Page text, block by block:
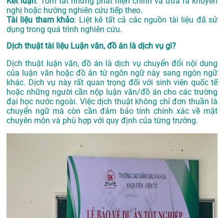
nghị hoặc hướng nghiên cứu tiếp theo.
Tài liệu tham khảo: Liệt kê tất cả các nguồn tài liệu đã sử
dụng trong quá trình nghiên cứu.
Dịch thuật tài liệu Luận văn, đồ án là dịch vụ gì?
Dịch thuật luận văn, đồ án là dịch vụ chuyển đổi nội dung
của luận văn hoặc đồ án từ ngôn ngữ này sang ngôn ngữ
khác. Dịch vụ này rất quan trọng đối với sinh viên quốc tế
hoặc những người cần nộp luận văn/đồ án cho các trường
đại học nước ngoài. Việc dịch thuật không chỉ đơn thuần là
chuyển ngữ mà còn cần đảm bảo tính chính xác về mặt
chuyên môn và phù hợp với quy định của từng trường.